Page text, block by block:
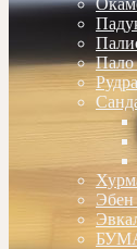
Пало
Эбен